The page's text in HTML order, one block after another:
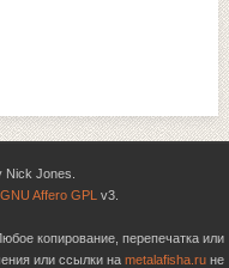
Jones.
GNU Affero GPL v3.
копирование, перепечатка или
или ссылки на metalafisha.ru не